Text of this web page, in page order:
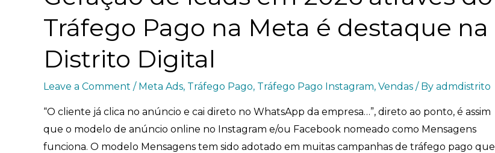
Tráfego Pago na Meta é destaque na
Distrito Digital
Leave a Comment / Meta Ads, Tráfego Pago, Tráfego Pago Instagram, Vendas / By admdistrito
“O cliente já clica no anúncio e cai direto no WhatsApp da empresa…”, direto ao ponto, é assim
que o modelo de anúncio online no Instagram e/ou Facebook nomeado como Mensagens
funciona. O modelo Mensagens tem sido adotado em muitas campanhas de tráfego pago que